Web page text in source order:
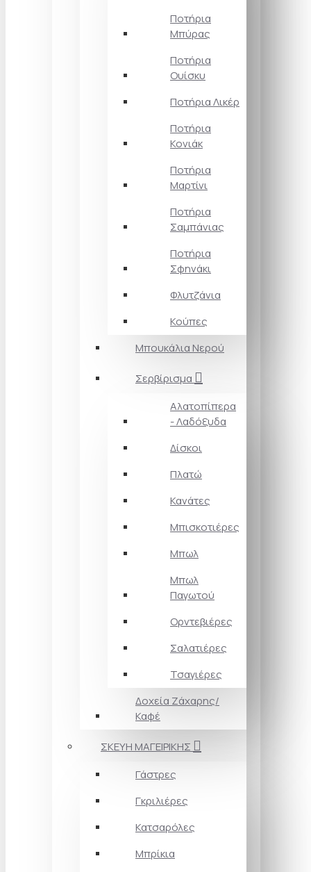
Ποτήρια
Μπύρας
Ποτήρια
Ουίσκυ
Ποτήρια Λικέρ
Ποτήρια
Κονιάκ
Ποτήρια
Μαρτίνι
Ποτήρια
Σαμπάνιας
Ποτήρια
Σφηνάκι
Φλυτζάνια
Κούπες
Μπουκάλια Νερού
Σερβίρισμα
Αλατοπίπερα
- Λαδόξυδα
Δίσκοι
Πλατώ
Κανάτες
Μπισκοτιέρες
Μπωλ
Μπωλ
Παγωτού
Ορντεβιέρες
Σαλατιέρες
Τσαγιέρες
Δοχεία Ζάχαρης/
Καφέ
ΣΚΕΥΗ ΜΑΓΕΙΡΙΚΗΣ
Γάστρες
Γκριλιέρες
Κατσαρόλες
Μπρίκια